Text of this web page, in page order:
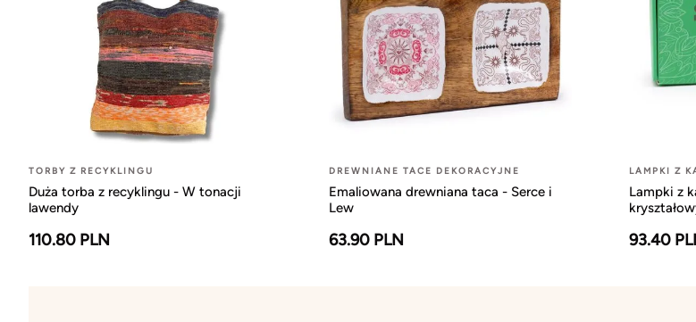
TORBY Z RECYKLINGU
Duża torba z recyklingu - W tonacji
lawendy
110.80 PLN
DREWNIANE TACE DEKORACYJNE
Emaliowana drewniana taca - Serce i
Lew
63.90 PLN
LAMPKI Z
Lampki z
93.40